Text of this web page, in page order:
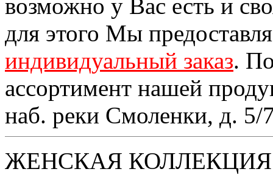
возможно у Вас есть и
для этого Мы
индивидуальный заказ.
ассортимент нашей
наб. реки Смоленки, д. 5/
ЖЕНСКАЯ КОЛЛЕКЦИЯ